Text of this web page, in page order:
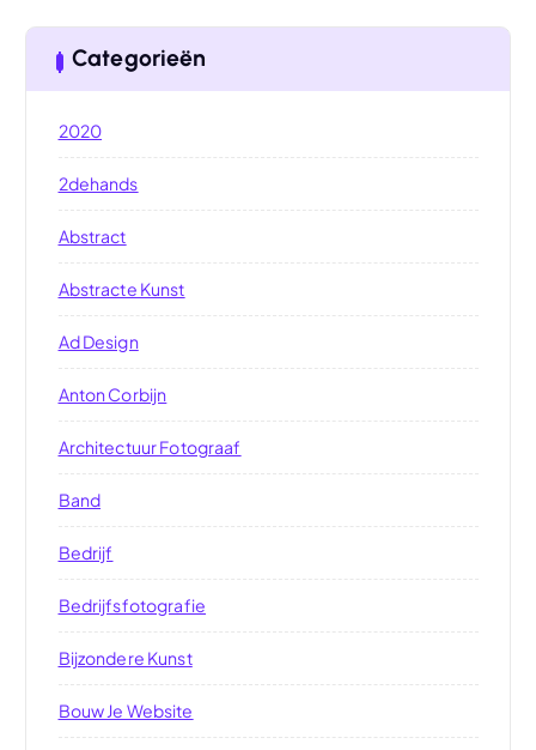
Categorieën
2020
2dehands
Abstract
Abstracte Kunst
Ad Design
Anton Corbijn
Architectuur Fotograaf
Band
Bedrijf
Bedrijfsfotografie
Bijzondere Kunst
Bouw Je Website